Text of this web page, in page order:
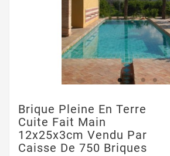
Brique Pleine En Terre
Cuite Fait Main
12x25x3cm Vendu Par
Caisse De 750 Briques